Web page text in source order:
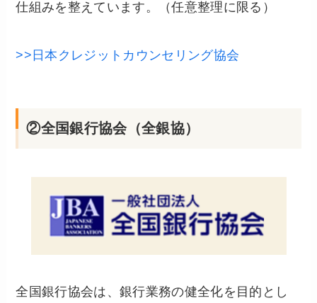
仕組みを整えています。（任意整理に限る）
>>日本クレジットカウンセリング協会
②全国銀行協会（全銀協）
全国銀行協会は、銀行業務の健全化を目的とし